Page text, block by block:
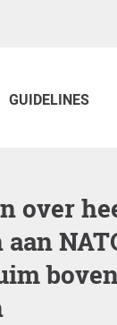
GUIDELINES